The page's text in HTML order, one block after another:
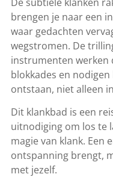
brengen je naar een
waar gedachten
wegstromen. De
instrumenten werken
blokkades en
ontstaan, niet alleen
Dit klankbad is een
uitnodiging om los te
magie van klank. Een
ontspanning brengt,
met jezelf.